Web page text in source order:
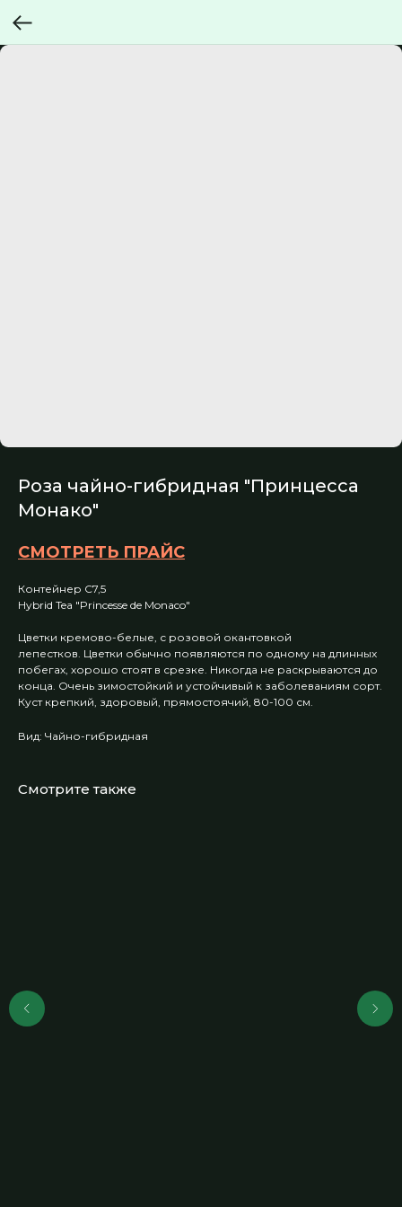
Роза чайно-гибридная "Принцесса
Монако"
СМОТРЕТЬ ПРАЙС
Контейнер С7,5
Hybrid Tea "Princesse de Monaco"
Цветки кремово-белые, с розовой окантовкой
лепестков. Цветки обычно появляются по одному на длинных
побегах, хорошо стоят в срезке. Никогда не раскрываются до
конца. Очень зимостойкий и устойчивый к заболеваниям сорт.
Куст крепкий, здоровый, прямостоячий, 80-100 см.
Вид: Чайно-гибридная
Смотрите также